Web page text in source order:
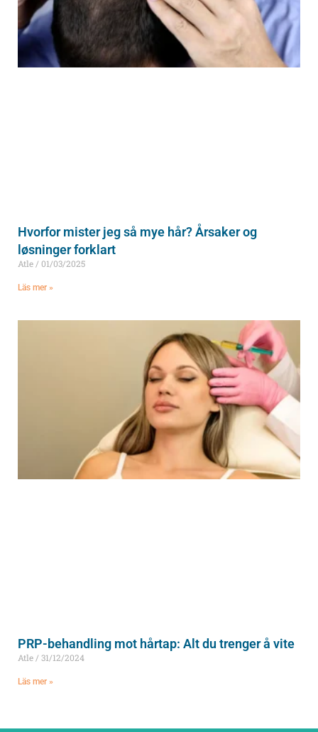
Hvorfor mister jeg så mye hår? Årsaker og
løsninger forklart
Atle 01/03/2025
Läs mer »
PRP-behandling mot hårtap: Alt du trenger å vite
Atle 31/12/2024
Läs mer »